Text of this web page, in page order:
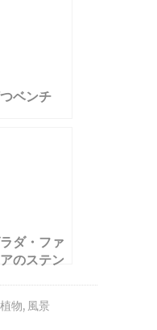
ベンチ
ダ・ファ
のステン
植物, 風景